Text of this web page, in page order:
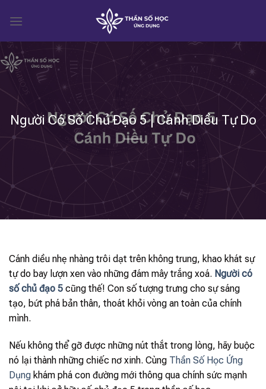
Người Có Số Chủ Đạo 5 | Cánh Diều Tự Do
Cánh diều nhẹ nhàng trôi dạt trên không trung, khao khát sự
tự do bay lượn xen vào những đám mây trắng xoá. Người có
số chủ đạo 5 cũng thế! Con số tượng trưng cho sự sáng
tạo, bứt phá bản thân, thoát khỏi vòng an toàn của chính
mình.
Nếu không thể gỡ được những nút thắt trong lòng, hãy buộc
nó lại thành những chiếc nơ xinh. Cùng Thần Số Học Ứng
Dụng khám phá con đường mới thông qua chính sức mạnh